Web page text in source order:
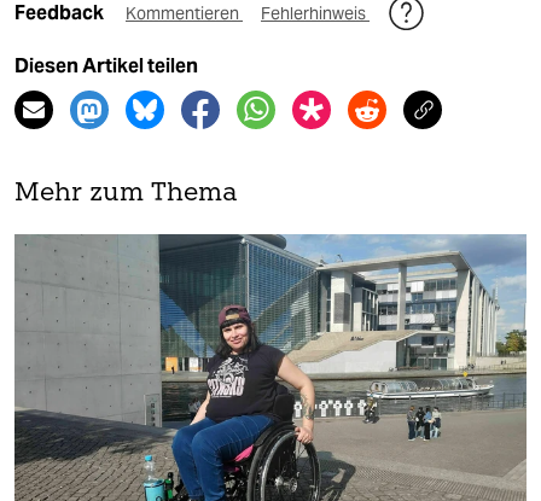
Feedback Kommentieren Fehlerhinweis
Diesen Artikel teilen
Mehr zum Thema